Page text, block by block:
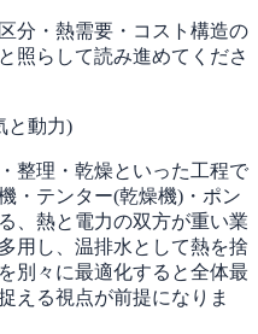
分・熱需要・コスト構造の
照らして読み進めてくださ
と動力)
整理・乾燥といった工程で
・テンター(乾燥機)・ポン
、熱と電力の双方が重い業
用し、温排水として熱を捨
別々に最適化すると全体最
える視点が前提になりま